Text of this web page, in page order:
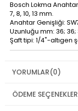
Bosch Lokma
7, 8, 10, 13 mm.
Anahtar Genişliği:
Uzunluğu mm: 36; 36;
Şaft tipi: 1/4"-altıgen
YORUMLAR(0)
ÖDEME